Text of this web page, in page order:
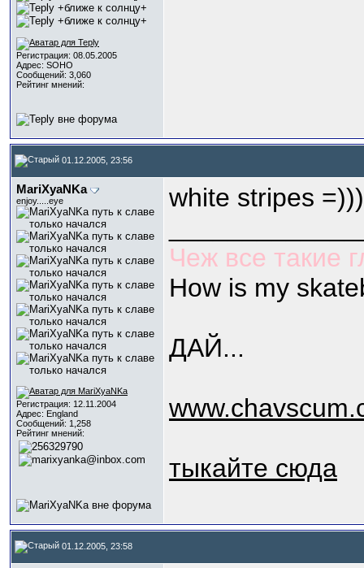
Регистрация: 08.05.2005
Адрес: SOHO
Сообщений: 3,060
Рейтинг мнений:
01.12.2005, 23:56
МariXyaNKa
enjoy.....eye
Регистрация: 12.11.2004
Адрес: England
Сообщений: 1,258
Рейтинг мнений:
white stripes =)))
Чеж все такие
How is my
ДАЙ...
тыкайте сюда
01.12.2005, 23:58